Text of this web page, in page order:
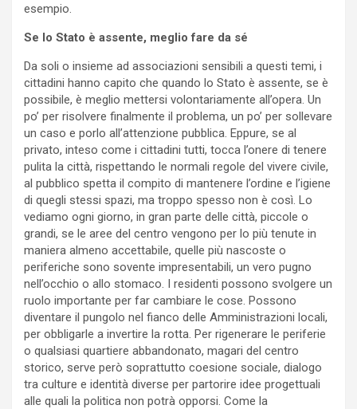
esempio.
Se lo Stato è assente, meglio fare da sé
Da soli o insieme ad associazioni sensibili a questi temi, i
cittadini hanno capito che quando lo Stato è assente, se è
possibile, è meglio mettersi volontariamente all’opera. Un
po’ per risolvere finalmente il problema, un po’ per sollevare
un caso e porlo all’attenzione pubblica. Eppure, se al
privato, inteso come i cittadini tutti, tocca l’onere di tenere
pulita la città, rispettando le normali regole del vivere civile,
al pubblico spetta il compito di mantenere l’ordine e l’igiene
di quegli stessi spazi, ma troppo spesso non è così. Lo
vediamo ogni giorno, in gran parte delle città, piccole o
grandi, se le aree del centro vengono per lo più tenute in
maniera almeno accettabile, quelle più nascoste o
periferiche sono sovente impresentabili, un vero pugno
nell’occhio o allo stomaco. I residenti possono svolgere un
ruolo importante per far cambiare le cose. Possono
diventare il pungolo nel fianco delle Amministrazioni locali,
per obbligarle a invertire la rotta. Per rigenerare le periferie
o qualsiasi quartiere abbandonato, magari del centro
storico, serve però soprattutto coesione sociale, dialogo
tra culture e identità diverse per partorire idee progettuali
alle quali la politica non potrà opporsi. Come la